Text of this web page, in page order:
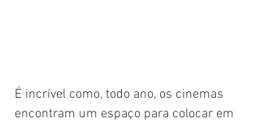
É incrível como, todo ano, os cinemas
encontram um espaço para colocar em